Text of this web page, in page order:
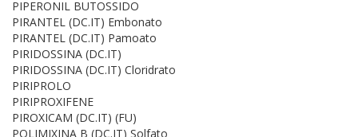
PIPERONIL BUTOSSIDO
PIRANTEL (DC.IT) Embonato
PIRANTEL (DC.IT) Pamoato
PIRIDOSSINA (DC.IT)
PIRIDOSSINA (DC.IT) Cloridrato
PIRIPROLO
PIRIPROXIFENE
PIROXICAM (DC.IT) (FU)
POLIMIXINA B (DC.IT) Solfato